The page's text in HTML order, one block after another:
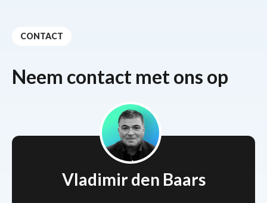
CONTACT
Neem contact met ons op
Vladimir den Baars